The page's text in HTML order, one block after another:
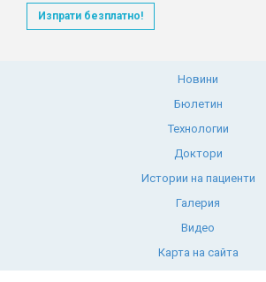
Изпрати безплатно!
Новини
Бюлетин
Технологии
Доктори
Истории на пациенти
Галерия
Видео
Карта на сайта